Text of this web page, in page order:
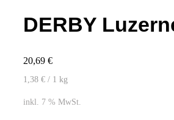
DERBY
20,69 €
1,38 € / 1 kg
inkl. 7 % MwSt.